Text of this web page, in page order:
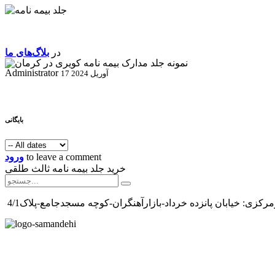
در بلاگ‌های ما
Administrator
17 آوریل 2024
بایگانی
ورود to leave a comment
خرید جلد بیمه نامه ثالث طلقی
خیابان پانزده خرداد-بازارآهنگران-کوچه مسجدجامع-پلاک4/1